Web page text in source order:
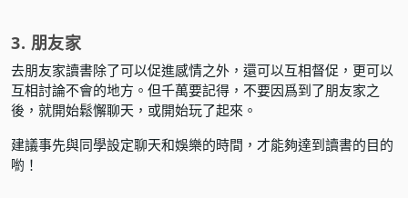
3. 朋友家
去朋友家讀書除了可以促進感情之外，還可以互相督促，更可以
互相討論不會的地方。但千萬要記得，不要因爲到了朋友家之
後，就開始鬆懈聊天，或開始玩了起來。
建議事先與同學設定聊天和娛樂的時間，才能夠達到讀書的目的
喲！